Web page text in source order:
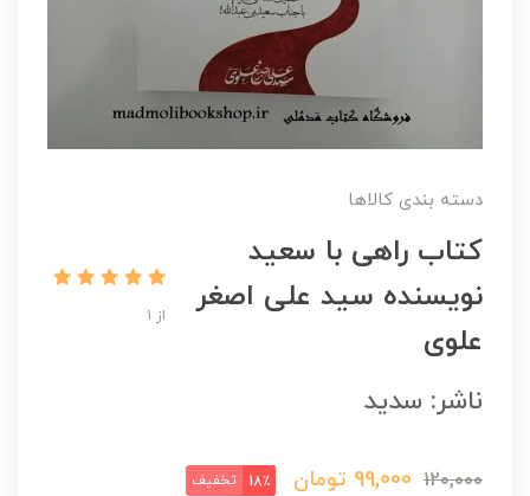
دسته بندی کالاها
کتاب راهی با سعید
نویسنده سید علی اصغر
علوی
از 1
ناشر: سدید
120,000
99,000 تومان 18٪ تخفیف